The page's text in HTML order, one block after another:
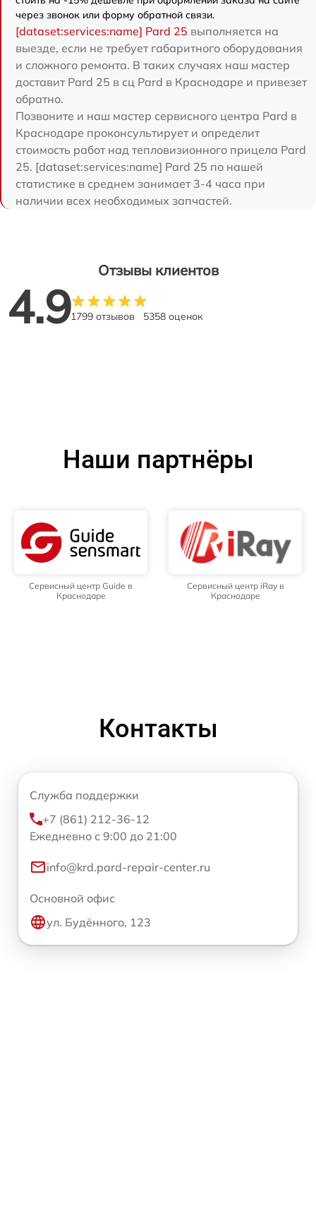
через звонок или форму обратной связи.
[dataset:services:name] Pard 25 выполняется на
выезде, если не требует габаритного оборудования
и сложного ремонта. В таких случаях наш мастер
доставит Pard 25 в сц Pard в Краснодаре и привезет
обратно.
Позвоните и наш мастер сервисного центра Pard в
Краснодаре проконсультирует и определит
стоимость работ над тепловизионного прицела Pard
25. [dataset:services:name] Pard 25 по нашей
статистике в среднем занимает 3-4 часа при
наличии всех необходимых запчастей.
Отзывы клиентов
4.91799 отзывов 5358 оценок
Наши партнёры
Сервисный центр Guide в
Краснодаре
Сервисный центр iRay в
Краснодаре
Контакты
Служба поддержки
+7 (861) 212-36-12
Ежедневно с 9:00 до 21:00
info@krd.pard-repair-center.ru
Основной офис
ул. Будённого, 123